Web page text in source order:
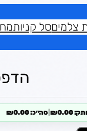
צלמיםסל קניות
₪0.00
| סה״כ: ₪0.00